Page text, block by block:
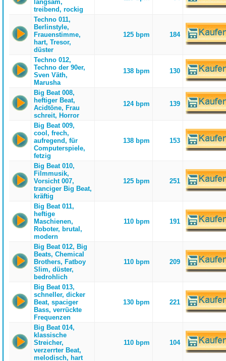
langsam,
treibend, rockig
Techno 011,
Berlinstyle,
Frauenstimme,
hart, Tresor,
düster
125 bpm 184
Techno 012,
Techno der 90er,
Sven Väth,
Marusha
138 bpm 130
Big Beat 008,
heftiger Beat,
Acidtöne, Frau
schreit, Horror
124 bpm 139
Big Beat 009,
cool, frech,
aufregend, für
Computerspiele,
fetzig
138 bpm 153
Big Beat 010,
Filmmusik,
Vorsicht 007,
tranciger Big Beat,
kräftig
125 bpm 251
Big Beat 011,
heftige
Maschienen,
Roboter, brutal,
modern
110 bpm 191
Big Beat 012, Big
Beats, Chemical
Brothers, Fatboy
Slim, düster,
bedrohlich
110 bpm 209
Big Beat 013,
schneller, dicker
Beat, spaciger
Bass, verrückte
Frequenzen
130 bpm 221
Big Beat 014,
klassische
Streicher,
verzerrter Beat,
melodisch, hart
110 bpm 104